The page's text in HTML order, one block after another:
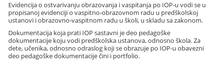
Evidencija o ostvarivanju obrazovanja i vaspitanja po IOP-u vodi se u
propisanoj evidenciji o vaspitno-obrazovnom radu u predškolskoj
ustanovi i obrazovno-vaspitnom radu u školi, u skladu sa zakonom.
Dokumentacija koja prati IOP sastavni je deo pedagoške
dokumentacije koju vodi predškolska ustanova, odnosno škola. Za
dete, učenika, odnosno odraslog koji se obrazuje po IOP-u obavezni
deo pedagoške dokumentacije čini i portfolio.